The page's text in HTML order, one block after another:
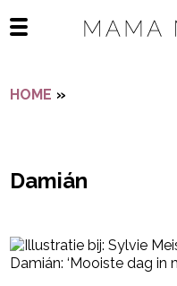
Open het mobiele menu
HOME »
Damián